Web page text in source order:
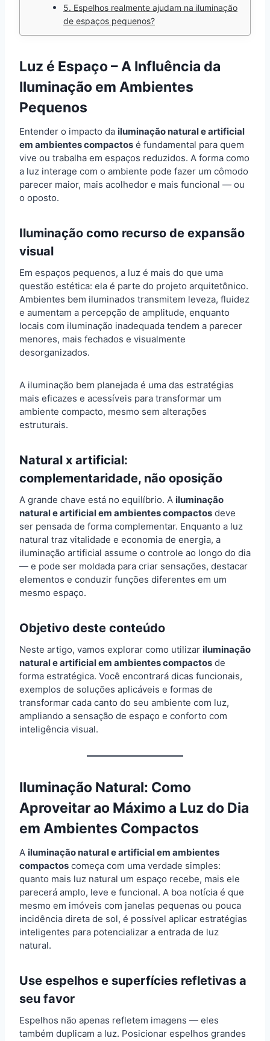
5. Espelhos realmente ajudam na iluminação
de espaços pequenos?
Luz é Espaço – A Influência da
Iluminação em Ambientes
Pequenos
Entender o impacto da iluminação natural e artificial
em ambientes compactos é fundamental para quem
vive ou trabalha em espaços reduzidos. A forma como
a luz interage com o ambiente pode fazer um cômodo
parecer maior, mais acolhedor e mais funcional — ou
o oposto.
Iluminação como recurso de expansão
visual
Em espaços pequenos, a luz é mais do que uma
questão estética: ela é parte do projeto arquitetônico.
Ambientes bem iluminados transmitem leveza, fluidez
e aumentam a percepção de amplitude, enquanto
locais com iluminação inadequada tendem a parecer
menores, mais fechados e visualmente
desorganizados.
A iluminação bem planejada é uma das estratégias
mais eficazes e acessíveis para transformar um
ambiente compacto, mesmo sem alterações
estruturais.
Natural x artificial:
complementaridade, não oposição
A grande chave está no equilíbrio. A iluminação
natural e artificial em ambientes compactos deve
ser pensada de forma complementar. Enquanto a luz
natural traz vitalidade e economia de energia, a
iluminação artificial assume o controle ao longo do dia
— e pode ser moldada para criar sensações, destacar
elementos e conduzir funções diferentes em um
mesmo espaço.
Objetivo deste conteúdo
Neste artigo, vamos explorar como utilizar iluminação
natural e artificial em ambientes compactos de
forma estratégica. Você encontrará dicas funcionais,
exemplos de soluções aplicáveis e formas de
transformar cada canto do seu ambiente com luz,
ampliando a sensação de espaço e conforto com
inteligência visual.
Iluminação Natural: Como
Aproveitar ao Máximo a Luz do Dia
em Ambientes Compactos
A iluminação natural e artificial em ambientes
compactos começa com uma verdade simples:
quanto mais luz natural um espaço recebe, mais ele
parecerá amplo, leve e funcional. A boa notícia é que
mesmo em imóveis com janelas pequenas ou pouca
incidência direta de sol, é possível aplicar estratégias
inteligentes para potencializar a entrada de luz
natural.
Use espelhos e superfícies refletivas a
seu favor
Espelhos não apenas refletem imagens — eles
também duplicam a luz. Posicionar espelhos grandes